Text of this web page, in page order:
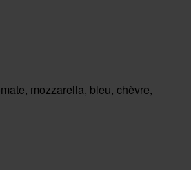
mozzarella, bleu, chèvre,